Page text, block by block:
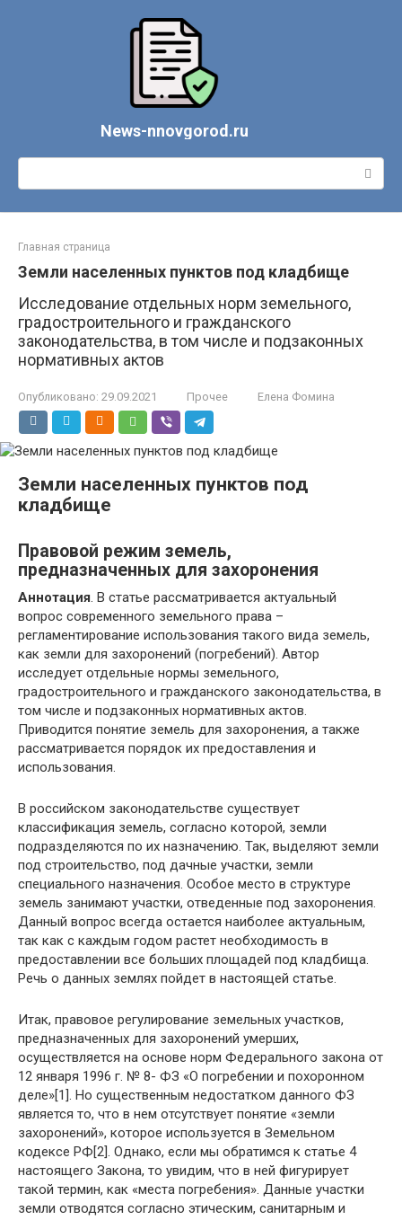
News-nnovgorod.ru
Поиск:
Главная страница
Земли населенных пунктов под кладбище
Исследование отдельных норм земельного,
градостроительного и гражданского
законодательства, в том числе и подзаконных
нормативных актов
Опубликовано: 29.09.2021 Прочее Елена Фомина
Земли населенных пунктов под
кладбище
Правовой режим земель,
предназначенных для захоронения
Аннотация. В статье рассматривается актуальный
вопрос современного земельного права –
регламентирование использования такого вида земель,
как земли для захоронений (погребений). Автор
исследует отдельные нормы земельного,
градостроительного и гражданского законодательства, в
том числе и подзаконных нормативных актов.
Приводится понятие земель для захоронения, а также
рассматривается порядок их предоставления и
использования.
В российском законодательстве существует
классификация земель, согласно которой, земли
подразделяются по их назначению. Так, выделяют земли
под строительство, под дачные участки, земли
специального назначения. Особое место в структуре
земель занимают участки, отведенные под захоронения.
Данный вопрос всегда остается наиболее актуальным,
так как с каждым годом растет необходимость в
предоставлении все больших площадей под кладбища.
Речь о данных землях пойдет в настоящей статье.
Итак, правовое регулирование земельных участков,
предназначенных для захоронений умерших,
осуществляется на основе норм Федерального закона от
12 января 1996 г. № 8- ФЗ «О погребении и похоронном
деле»[1]. Но существенным недостатком данного ФЗ
является то, что в нем отсутствует понятие «земли
захоронений», которое используется в Земельном
кодексе РФ[2]. Однако, если мы обратимся к статье 4
настоящего Закона, то увидим, что в ней фигурирует
такой термин, как «места погребения». Данные участки
земли отводятся согласно этическим, санитарным и